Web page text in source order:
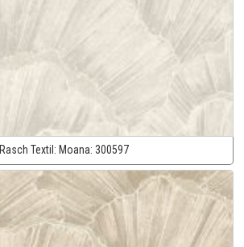
Rasch Textil: Moana: 300597